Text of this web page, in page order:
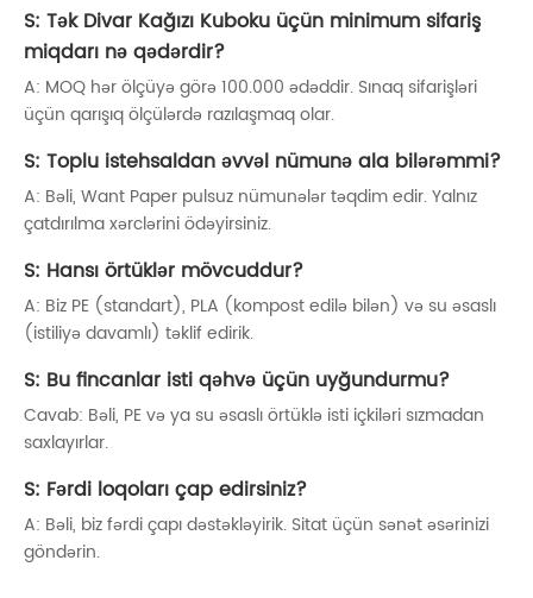
S: Tək Divar Kağızı Kuboku üçün minimum sifariş
miqdarı nə qədərdir?
A: MOQ hər ölçüyə görə 100.000 ədəddir. Sınaq sifarişləri
üçün qarışıq ölçülərdə razılaşmaq olar.
S: Toplu istehsaldan əvvəl nümunə ala bilərəmmi?
A: Bəli, Want Paper pulsuz nümunələr təqdim edir. Yalnız
çatdırılma xərclərini ödəyirsiniz.
S: Hansı örtüklər mövcuddur?
A: Biz PE (standart), PLA (kompost edilə bilən) və su əsaslı
(istiliyə davamlı) təklif edirik.
S: Bu fincanlar isti qəhvə üçün uyğundurmu?
Cavab: Bəli, PE və ya su əsaslı örtüklə isti içkiləri sızmadan
saxlayırlar.
S: Fərdi loqoları çap edirsiniz?
A: Bəli, biz fərdi çapı dəstəkləyirik. Sitat üçün sənət əsərinizi
göndərin.